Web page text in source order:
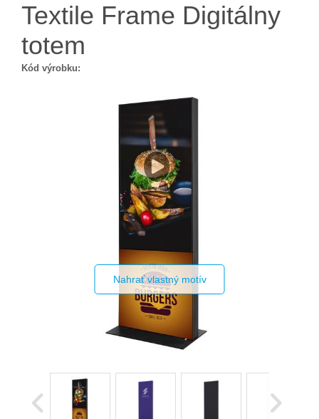
Textile Frame Digitálny
totem
Kód výrobku:
Nahrať vlastný motív